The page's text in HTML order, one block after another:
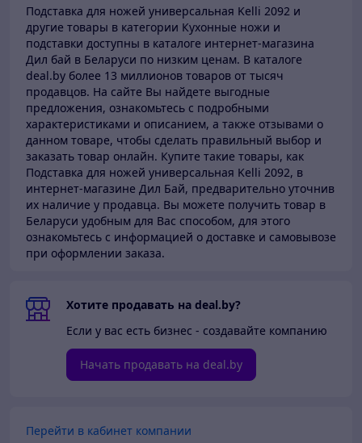
Подставка для ножей универсальная Kelli 2092 и
другие товары в категории Кухонные ножи и
подставки доступны в каталоге интернет-магазина
Дил бай в Беларуси по низким ценам. В каталоге
deal.by более 13 миллионов товаров от тысяч
продавцов. На сайте Вы найдете выгодные
предложения, ознакомьтесь с подробными
характеристиками и описанием, а также отзывами о
данном товаре, чтобы сделать правильный выбор и
заказать товар онлайн. Купите такие товары, как
Подставка для ножей универсальная Kelli 2092, в
интернет-магазине Дил Бай, предварительно уточнив
их наличие у продавца. Вы можете получить товар в
Беларуси удобным для Вас способом, для этого
ознакомьтесь с информацией о доставке и самовывозе
при оформлении заказа.
Хотите продавать на deal.by?
Если у вас есть бизнес - создавайте компанию
Начать продавать на deal.by
Перейти в кабинет компании